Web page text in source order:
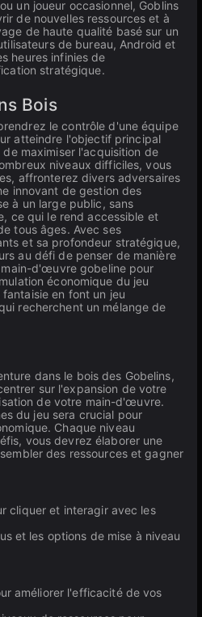
un joueur occasionnel, Goblins
de nouvelles ressources et à
de haute qualité basé sur un
de bureau, Android et
heures infinies de
stratégique.
Bois
le contrôle d'une équipe
atteindre l'objectif principal
maximiser l'acquisition de
niveaux difficiles, vous
affronterez divers adversaires
innovant de gestion des
à un large public, sans
ce qui le rend accessible et
tous âges. Avec ses
et sa profondeur stratégique,
au défi de penser de manière
d'œuvre gobeline pour
économique du jeu
en font un jeu
recherchent un mélange de
dans le bois des Gobelins,
sur l'expansion de votre
de votre main-d'œuvre.
du jeu sera crucial pour
Chaque niveau
vous devrez élaborer une
des ressources et gagner
cliquer et interagir avec les
et les options de mise à niveau
améliorer l'efficacité de vos